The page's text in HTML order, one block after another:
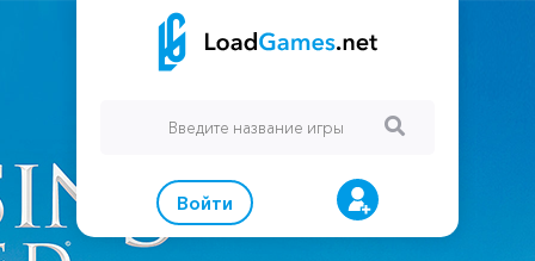
Войти